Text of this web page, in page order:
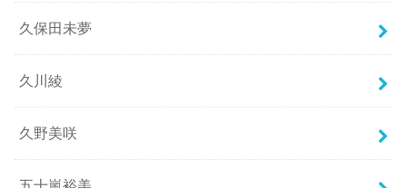
久保田未夢
久川綾
久野美咲